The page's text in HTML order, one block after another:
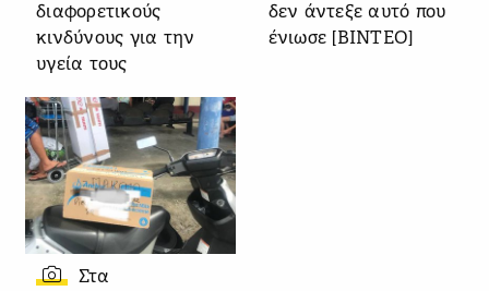
διαφορετικούς
κινδύνους για την
υγεία τους
δεν άντεξε αυτό που
ένιωσε [ΒΙΝΤΕΟ]
Στα